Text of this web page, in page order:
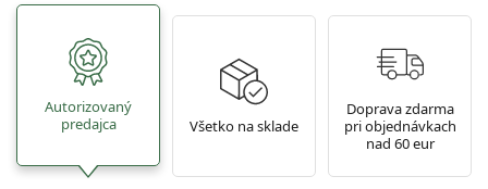
Autorizovaný
predajca
Všetko na sklade
Doprava zdarma
pri objednávkach
nad 60 eur